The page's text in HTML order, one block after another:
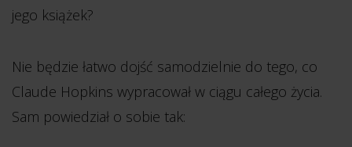
jego książek?
Nie będzie łatwo dojść samodzielnie do tego, co
Claude Hopkins wypracował w ciągu całego życia.
Sam powiedział o sobie tak: